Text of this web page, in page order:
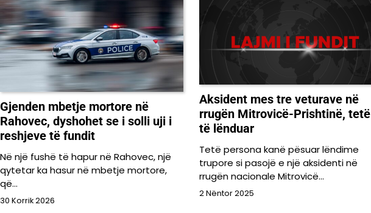
Gjenden mbetje mortore në
Rahovec, dyshohet se i solli uji i
reshjeve të fundit
Në një fushë të hapur në Rahovec, një
qytetar ka hasur në mbetje mortore,
që…
30 Korrik 2026
Aksident mes tre veturave në
rrugën Mitrovicë-Prishtinë, tetë
të lënduar
Tetë persona kanë pësuar lëndime
trupore si pasojë e një aksidenti në
rrugën nacionale Mitrovicë…
2 Nëntor 2025